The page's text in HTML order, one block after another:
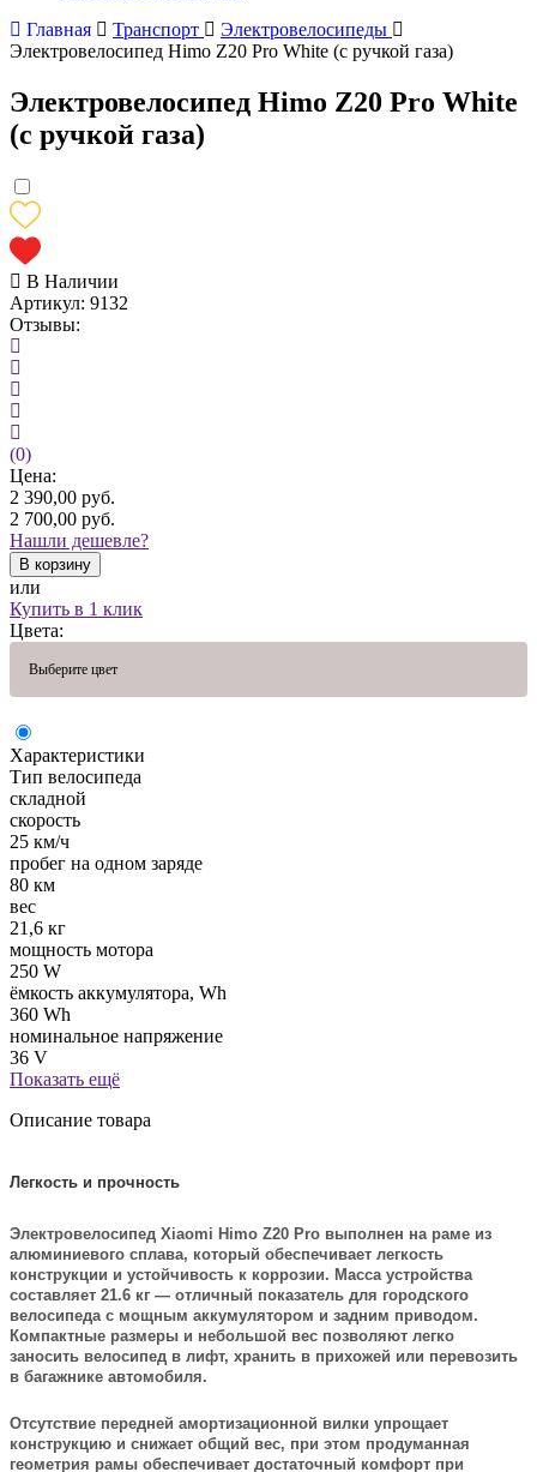
Главная
Транспорт
Электровелосипеды
Электровелосипед Himo Z20 Pro White (с ручкой газа)
Электровелосипед Himo Z20 Pro White
(с ручкой газа)
В Наличии
Артикул: 9132
Отзывы:
(0)
Цена:
2 390,00 руб.
2 700,00 руб.
Нашли дешевле?
В корзину
или
Купить в 1 клик
Цвета:
Выберите цвет
Характеристики
Тип велосипеда
складной
скорость
25 км/ч
пробег на одном заряде
80 км
вес
21,6 кг
мощность мотора
250 W
ёмкость аккумулятора, Wh
360 Wh
номинальное напряжение
36 V
Показать ещё
Описание товара
Легкость и прочность
Электровелосипед Xiaomi Himo Z20 Pro выполнен на раме из
алюминиевого сплава, который обеспечивает легкость
конструкции и устойчивость к коррозии. Масса устройства
составляет 21.6 кг — отличный показатель для городского
велосипеда с мощным аккумулятором и задним приводом.
Компактные размеры и небольшой вес позволяют легко
заносить велосипед в лифт, хранить в прихожей или перевозить
в багажнике автомобиля.
Отсутствие передней амортизационной вилки упрощает
конструкцию и снижает общий вес, при этом продуманная
геометрия рамы обеспечивает достаточный комфорт при